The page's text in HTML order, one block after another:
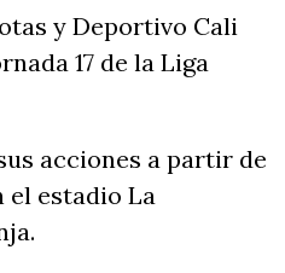
y Deportivo Cali
17 de la Liga
acciones a partir de
el estadio La